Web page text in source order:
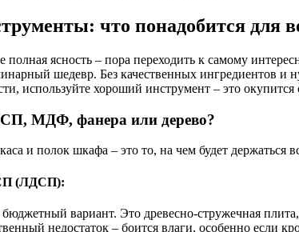
что понадобится для
полная ясность – пора переходить к самому
шедевр. Без качественных ингредиентов
используйте хороший инструмент – это
МДФ, фанера или дерево?
и полок шкафа – это то, на чем будет
(ЛДСП):
вариант. Это древесно-стружечная
недостаток – боится влаги, особенно если